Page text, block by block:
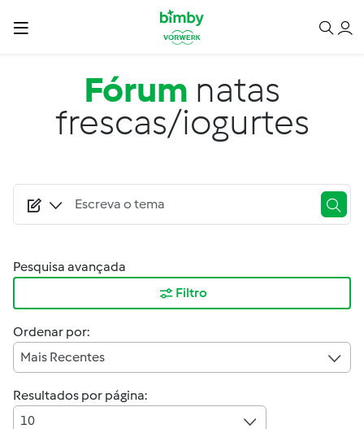
Passar para o conteúdo principal
Fórum natas
frescas/iogurtes
Pesquisa avançada
Filtro
Ordenar por:
Mais Recentes
Resultados por página:
10